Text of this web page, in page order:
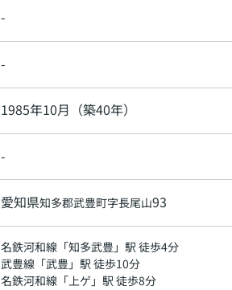
-
-
1985年10月（築40年）
-
愛知県知多郡武豊町字長尾山93
名鉄河和線 「知多武豊 」駅 徒歩4分
武豊線 「武豊 」駅 徒歩10分
名鉄河和線 「上ゲ 」駅 徒歩8分